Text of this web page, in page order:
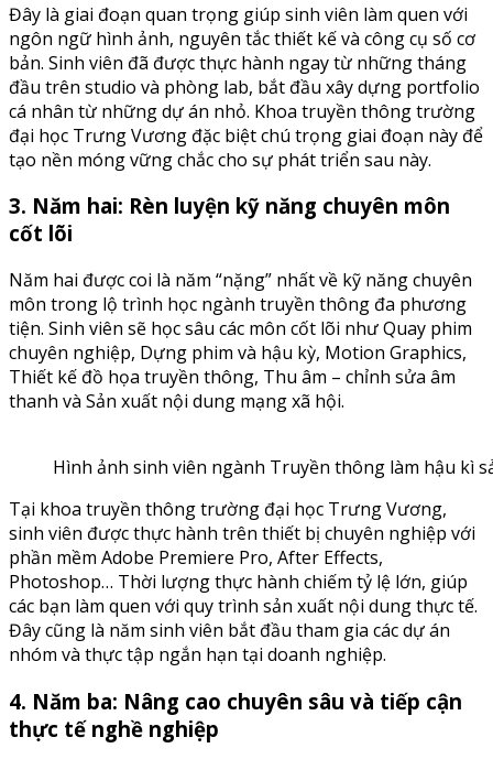
Đây là giai đoạn quan trọng giúp sinh viên làm quen với
ngôn ngữ hình ảnh, nguyên tắc thiết kế và công cụ số cơ
bản. Sinh viên đã được thực hành ngay từ những tháng
đầu trên studio và phòng lab, bắt đầu xây dựng portfolio
cá nhân từ những dự án nhỏ. Khoa truyền thông trường
đại học Trưng Vương đặc biệt chú trọng giai đoạn này để
tạo nền móng vững chắc cho sự phát triển sau này.
3. Năm hai: Rèn luyện kỹ năng chuyên môn
cốt lõi
Năm hai được coi là năm “nặng” nhất về kỹ năng chuyên
môn trong lộ trình học ngành truyền thông đa phương
tiện. Sinh viên sẽ học sâu các môn cốt lõi như Quay phim
chuyên nghiệp, Dựng phim và hậu kỳ, Motion Graphics,
Thiết kế đồ họa truyền thông, Thu âm – chỉnh sửa âm
thanh và Sản xuất nội dung mạng xã hội.
Hình ảnh sinh viên ngành Truyền thông làm hậu kì
Tại khoa truyền thông trường đại học Trưng Vương,
sinh viên được thực hành trên thiết bị chuyên nghiệp với
phần mềm Adobe Premiere Pro, After Effects,
Photoshop… Thời lượng thực hành chiếm tỷ lệ lớn, giúp
các bạn làm quen với quy trình sản xuất nội dung thực tế.
Đây cũng là năm sinh viên bắt đầu tham gia các dự án
nhóm và thực tập ngắn hạn tại doanh nghiệp.
4. Năm ba: Nâng cao chuyên sâu và tiếp cận
thực tế nghề nghiệp